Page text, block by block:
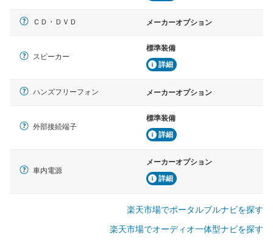
ＣＤ・ＤＶＤ メーカーオプション
スピーカー
標準装備
詳細
ハンズフリーフォン メーカーオプション
外部接続端子
標準装備
詳細
車内電源
メーカーオプション
詳細
楽天市場でポータルブルナビを探す
楽天市場でオーディオ一体型ナビを探す